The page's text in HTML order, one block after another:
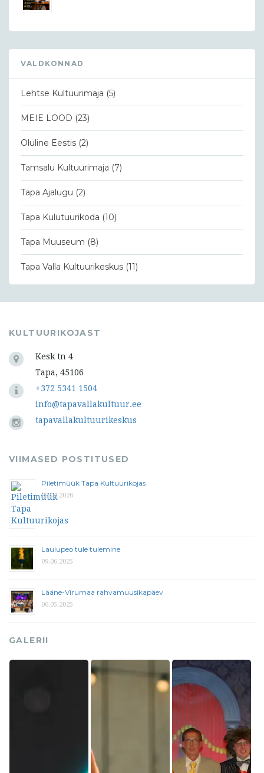
VALDKONNAD
Lehtse Kultuurimaja (5)
MEIE LOOD (23)
Oluline Eestis (2)
Tamsalu Kultuurimaja (7)
Tapa Ajalugu (2)
Tapa Kulutuurikoda (10)
Tapa Muuseum (8)
Tapa Valla Kultuurikeskus (11)
KULTUURIKOJAST
Kesk tn 4
Tapa, 45106
+372 5341 1504
info@tapavallakultuur.ee
tapavallakultuurikeskus
VIIMASED POSTITUSED
Piletimüük Tapa Kultuurikojas
29.04.2026
Laulupeo tule tulemine
09.06.2025
Lääne-Virumaa rahvamuusikapäev
06.05.2025
GALERII